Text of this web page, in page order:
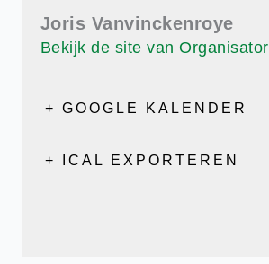
Joris Vanvinckenroye
Bekijk de site van Organisator
+ GOOGLE KALENDER
+ ICAL EXPORTEREN